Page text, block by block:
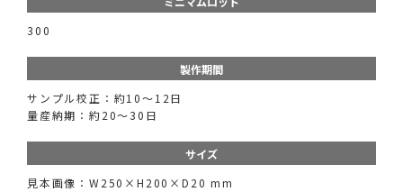
300
製作期間
サンプル校正：約10～12日
量産納期：約20～30日
サイズ
見本画像：W250×H200×D20 mm